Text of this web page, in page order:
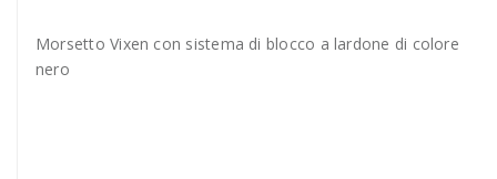
Morsetto Vixen con sistema di blocco a lardone di colore
nero